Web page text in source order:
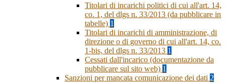
Titolari di incarichi politici di cui all'art. 14,
co. 1, del dlgs n. 33/2013 (da pubblicare in
tabelle) 1
Titolari di incarichi di amministrazione, di
direzione o di governo di cui all'art. 14, co.
1-bis, del dlgs n. 33/2013 1
Cessati dall'incarico (documentazione da
pubblicare sul sito web) 1
Sanzioni per mancata comunicazione dei dati 2